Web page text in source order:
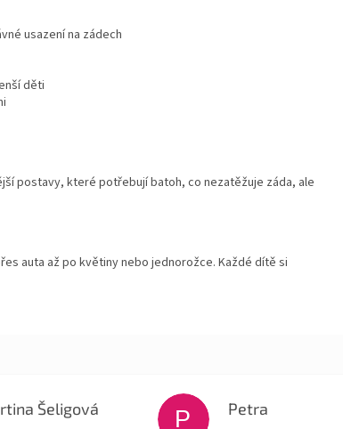
usazení na zádech
děti
postavy, které potřebují batoh, co nezatěžuje záda, ale
auta až po květiny nebo jednorožce. Každé dítě si
Šeligová P Petra